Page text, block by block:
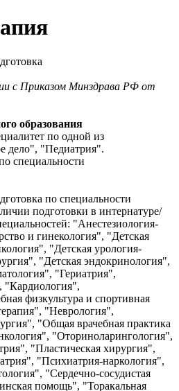
с Приказом Минздрава РФ от
образования
по одной из
дело", "Педиатрия".
специальности
по специальности
подготовки в интернатуре/
"Анестезиология-
и гинекология", "Детская
"Детская урология-
"Детская эндокринология",
"Гериатрия",
физкультура и спортивная
"Неврология",
"Общая врачебная практика
"Оториноларингология",
"Пластическая хирургия",
"Психиатрия-наркология",
"Сердечно-сосудистая
помощь", "Торакальная